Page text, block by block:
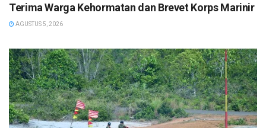
Terima Warga Kehormatan dan Brevet Korps Marinir
AGUSTUS 5, 2026